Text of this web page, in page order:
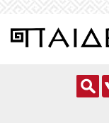
основному